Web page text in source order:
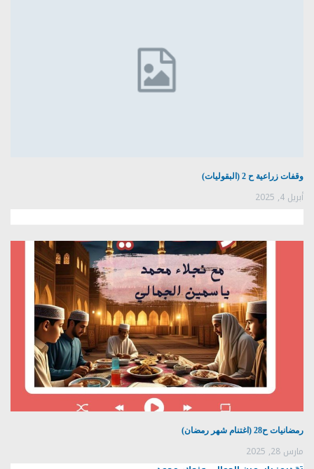
وقفات زراعية ح 2 (البقوليات)
أبريل 4, 2025
رمضانيات ح28 (اغتنام شهر رمضان)
مارس 28, 2025